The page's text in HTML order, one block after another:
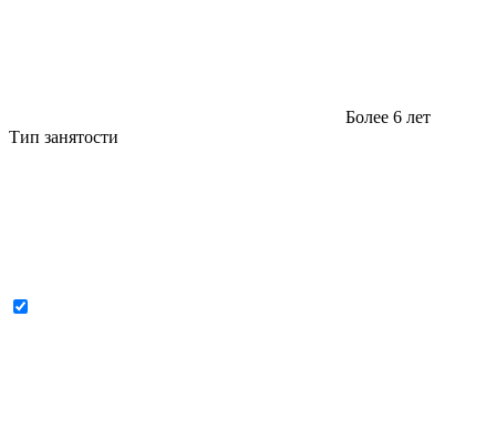
Более 6 лет
Тип занятости